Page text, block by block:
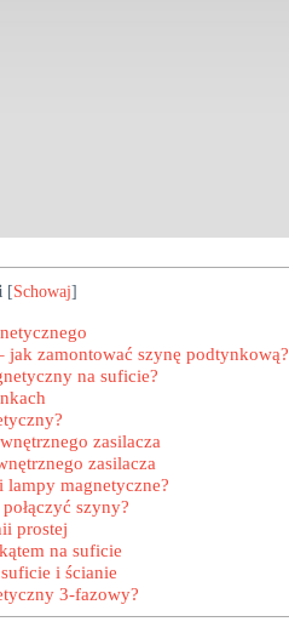
[Schowaj]
jak zamontować szynę podtynkową?
na suficie?
zasilacza
zasilacza
lampy magnetyczne?
szyny?
prostej
na suficie
i ścianie
3-fazowy?